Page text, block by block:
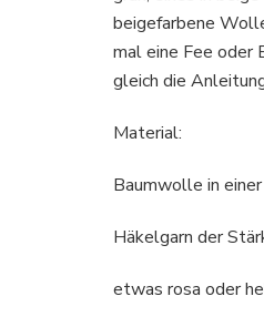
beigefarbene
mal eine Fee oder
gleich die
Material:
Baumwolle in
Häkelgarn der
etwas rosa oder